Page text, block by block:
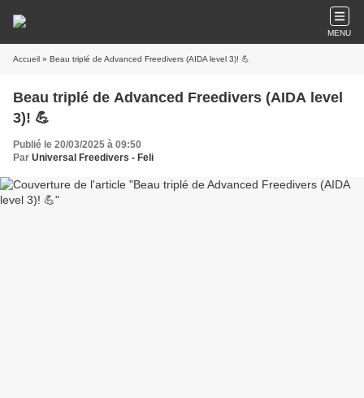
MENU
Accueil » Beau triplé de Advanced Freedivers (AIDA level 3)! 💪
Beau triplé de Advanced Freedivers (AIDA level
3)! 💪
Publié le 20/03/2025 à 09:50
Par Universal Freedivers - Feli